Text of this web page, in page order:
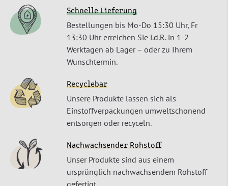
Schnelle Lieferung
Bestellungen bis Mo-Do 15:30 Uhr, Fr
13:30 Uhr erreichen Sie i.d.R. in 1-2
Werktagen ab Lager – oder zu Ihrem
Wunschtermin.
Recyclebar
Unsere Produkte lassen sich als
Einstoffverpackungen umweltschonend
entsorgen oder recyceln.
Nachwachsender Rohstoff
Unser Produkte sind aus einem
ursprünglich nachwachsendem Rohstoff